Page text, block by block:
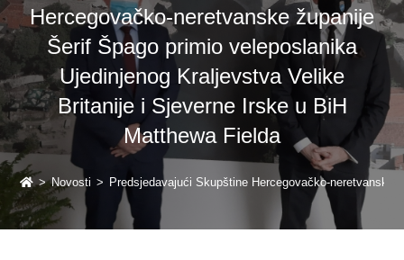
Hercegovačko-neretvanske županije
Šerif Špago primio veleposlanika
Ujedinjenog Kraljevstva Velike
Britanije i Sjeverne Irske u BiH
Matthewa Fielda
> Novosti > Predsjedavajući Skupštine Hercegovačko-